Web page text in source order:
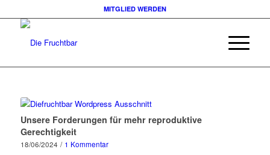
MITGLIED WERDEN
Unsere Forderungen für mehr reproduktive
Gerechtigkeit
18/06/2024 / 1 Kommentar